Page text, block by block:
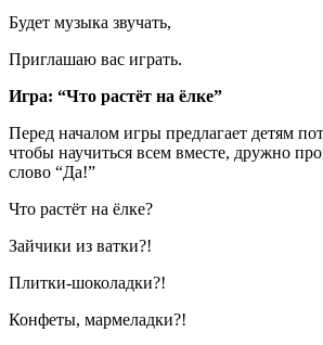
Будет музыка звучать,
Приглашаю вас играть.
Игра: “Что растёт на ёлке”
Перед началом игры предлагает детям
чтобы научиться всем вместе, дружно
слово “Да!”
Что растёт на ёлке?
Зайчики из ватки?!
Плитки-шоколадки?!
Конфеты, мармеладки?!